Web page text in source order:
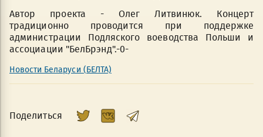
Автор проекта - Олег Литвинюк. Концерт
традиционно проводится при поддержке
администрации Подляского воеводства Польши и
ассоциации "БелБрэнд".-0-
Новости Беларуси (БЕЛТА)
Поделиться